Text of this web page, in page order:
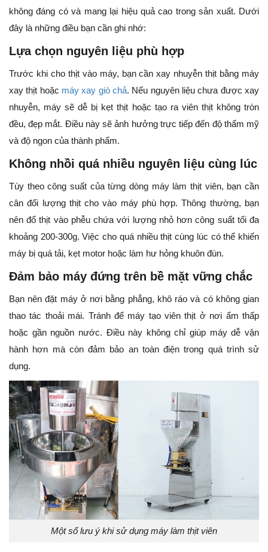
không đáng có và mang lại hiệu quả cao trong sản xuất. Dưới
đây là những điều bạn cần ghi nhớ:
Lựa chọn nguyên liệu phù hợp
Trước khi cho thịt vào máy, bạn cần xay nhuyễn thịt bằng máy
xay thịt hoặc máy xay giò chả. Nếu nguyên liệu chưa được xay
nhuyễn, máy sẽ dễ bị kẹt thịt hoặc tạo ra viên thịt không tròn
đều, đẹp mắt. Điều này sẽ ảnh hưởng trực tiếp đến độ thẩm mỹ
và độ ngon của thành phẩm.
Không nhồi quá nhiều nguyên liệu cùng lúc
Tùy theo công suất của từng dòng máy làm thịt viên, bạn cần
cân đối lượng thịt cho vào máy phù hợp. Thông thường, bạn
nên đổ thịt vào phễu chứa với lượng nhỏ hơn công suất tối đa
khoảng 200-300g. Việc cho quá nhiều thịt cùng lúc có thể khiến
máy bị quá tải, kẹt motor hoặc làm hư hỏng khuôn đùn.
Đảm bảo máy đứng trên bề mặt vững chắc
Bạn nên đặt máy ở nơi bằng phẳng, khô ráo và có không gian
thao tác thoải mái. Tránh để máy tạo viên thịt ở nơi ẩm thấp
hoặc gần nguồn nước. Điều này không chỉ giúp máy dễ vận
hành hơn mà còn đảm bảo an toàn điện trong quá trình sử
dụng.
Một số lưu ý khi sử dụng máy làm thịt viên